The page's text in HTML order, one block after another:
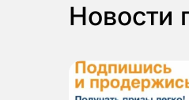
Новости